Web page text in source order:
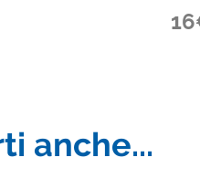
16
anche...